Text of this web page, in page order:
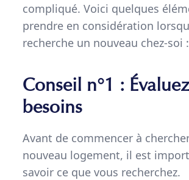
compliqué. Voici quelques
prendre en considération
recherche un nouveau chez-soi :
Conseil n°1 :
besoins
Avant de commencer à
nouveau logement, il est
savoir ce que vous recherchez.